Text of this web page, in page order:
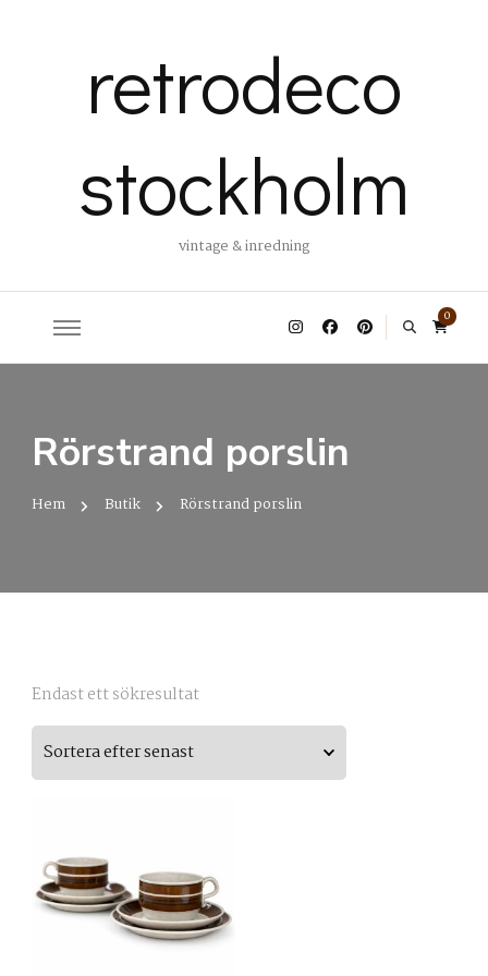
retrodeco
stockholm
vintage & inredning
0
Rörstrand porslin
Hem Butik Rörstrand porslin
Endast ett sökresultat